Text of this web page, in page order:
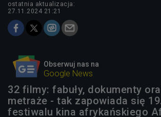
ostatnia aktualizacja:
27.11.2024 21:21
Obserwuj nas na
Google News
32 filmy: fabuły, dokumenty
metraże - tak zapowiada się
festiwalu kina afrykańskiego